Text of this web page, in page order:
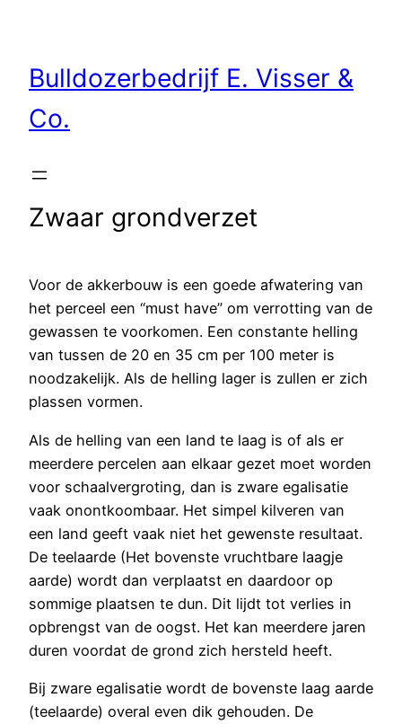
Bulldozerbedrijf E. Visser &
Co.
Zwaar grondverzet
Voor de akkerbouw is een goede afwatering van
het perceel een “must have” om verrotting van de
gewassen te voorkomen. Een constante helling
van tussen de 20 en 35 cm per 100 meter is
noodzakelijk. Als de helling lager is zullen er zich
plassen vormen.
Als de helling van een land te laag is of als er
meerdere percelen aan elkaar gezet moet worden
voor schaalvergroting, dan is zware egalisatie
vaak onontkoombaar. Het simpel kilveren van
een land geeft vaak niet het gewenste resultaat.
De teelaarde (Het bovenste vruchtbare laagje
aarde) wordt dan verplaatst en daardoor op
sommige plaatsen te dun. Dit lijdt tot verlies in
opbrengst van de oogst. Het kan meerdere jaren
duren voordat de grond zich hersteld heeft.
Bij zware egalisatie wordt de bovenste laag aarde
(teelaarde) overal even dik gehouden. De